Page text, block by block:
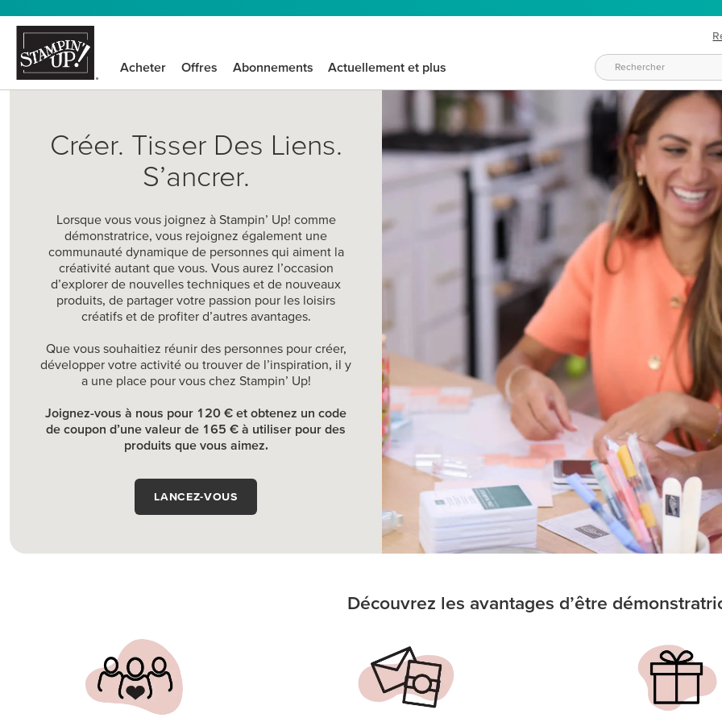
Acheter Offres Abonnements Actuellement et plus
Créer. Tisser Des Liens.
S’ancrer.
Lorsque vous vous joignez à Stampin’ Up! comme
démonstratrice, vous rejoignez également une
communauté dynamique de personnes qui aiment la
créativité autant que vous. Vous aurez l’occasion
d’explorer de nouvelles techniques et de nouveaux
produits, de partager votre passion pour les loisirs
créatifs et de profiter d’autres avantages.
Que vous souhaitiez réunir des personnes pour créer,
développer votre activité ou trouver de l’inspiration, il y
a une place pour vous chez Stampin’ Up!
Joignez-vous à nous pour 120 € et obtenez un code
de coupon d’une valeur de 165 € à utiliser pour des
produits que vous aimez.
LANCEZ-VOUS
Découvrez les avantages d’être